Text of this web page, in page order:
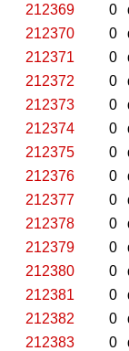
212369
0
212370
0
212371
0
212372
0
212373
0
212374
0
212375
0
212376
0
212377
0
212378
0
212379
0
212380
0
212381
0
212382
0
212383
0